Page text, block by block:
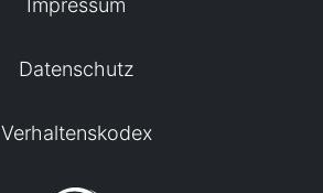
Impressum
Datenschutz
Verhaltenskodex